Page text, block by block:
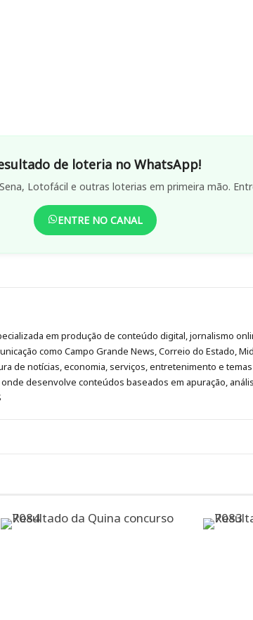
de loteria no WhatsApp!
Lotofácil e outras loterias em primeira mão.
ENTRE NO CANAL
em produção de conteúdo digital, jornalismo
como Campo Grande News, Correio do Estado,
de notícias, economia, serviços, entretenimento e
desenvolve conteúdos baseados em apuração,